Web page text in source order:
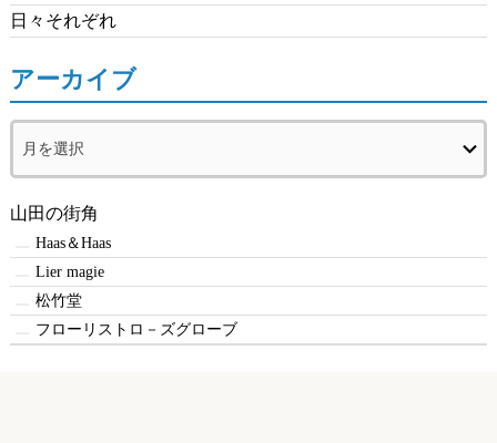
日々それぞれ
アーカイブ
ー
イ
山田の街角
Haas＆Haas
Lier magie
松竹堂
フローリストロ－ズグローブ